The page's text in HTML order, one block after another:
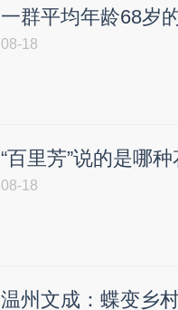
一群平均年龄68岁
08-18
“百里芳”说的是哪
08-18
温州文成：蝶变乡